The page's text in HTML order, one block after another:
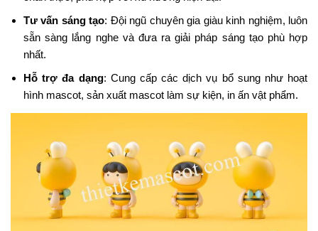
Tư vấn sáng tạo: Đội ngũ chuyên gia giàu kinh nghiệm, luôn
sẵn sàng lắng nghe và đưa ra giải pháp sáng tạo phù hợp
nhất.
Hỗ trợ đa dạng: Cung cấp các dịch vụ bổ sung như hoạt
hình mascot, sản xuất mascot làm sự kiện, in ấn vật phẩm.